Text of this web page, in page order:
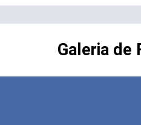
Galeria de